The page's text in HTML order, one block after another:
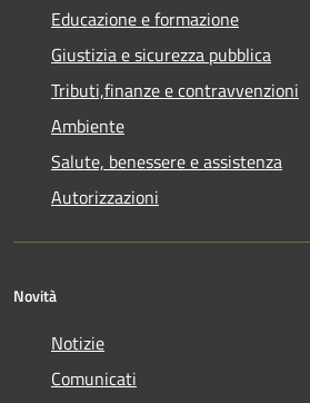
Educazione e formazione
Giustizia e sicurezza pubblica
Tributi,finanze e contravvenzioni
Ambiente
Salute, benessere e assistenza
Autorizzazioni
Novità
Notizie
Comunicati